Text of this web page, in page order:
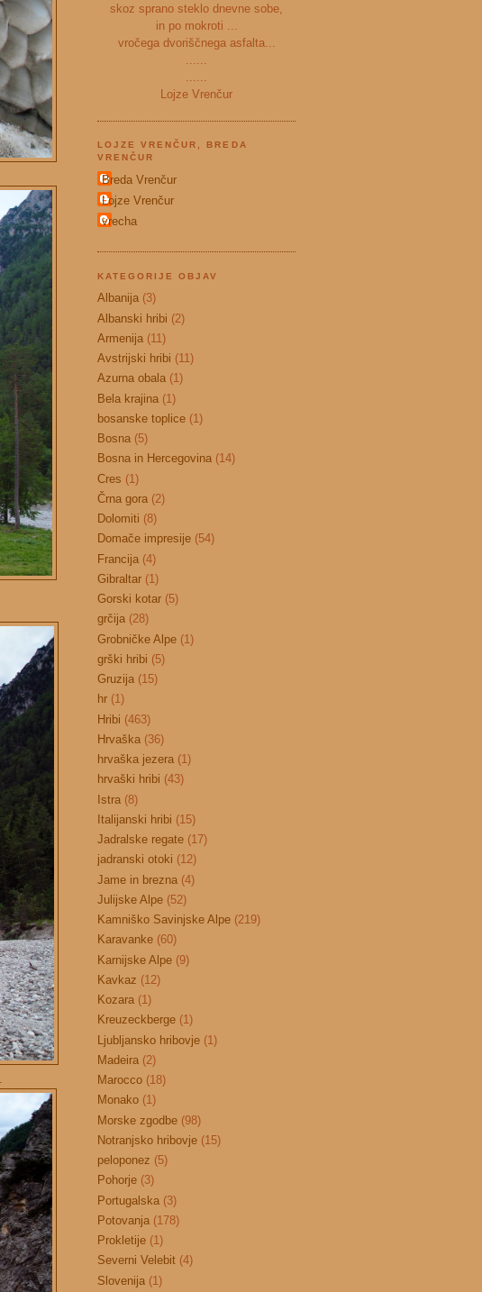
skoz sprano steklo dnevne sobe,
in po mokroti ...
vročega dvoriščnega asfalta...
......
......
Lojze Vrenčur
LOJZE VRENČUR, BREDA
VRENČUR
Breda Vrenčur
Lojze Vrenčur
vrecha
KATEGORIJE OBJAV
Albanija (3)
Albanski hribi (2)
Armenija (11)
Avstrijski hribi (11)
Azurna obala (1)
Bela krajina (1)
bosanske toplice (1)
Bosna (5)
Bosna in Hercegovina (14)
Cres (1)
Črna gora (2)
Dolomiti (8)
Domače impresije (54)
Francija (4)
Gibraltar (1)
Gorski kotar (5)
grčija (28)
Grobničke Alpe (1)
grški hribi (5)
Gruzija (15)
hr (1)
Hribi (463)
Hrvaška (36)
hrvaška jezera (1)
hrvaški hribi (43)
Istra (8)
Italijanski hribi (15)
Jadralske regate (17)
jadranski otoki (12)
Jame in brezna (4)
Julijske Alpe (52)
Kamniško Savinjske Alpe (219)
Karavanke (60)
Karnijske Alpe (9)
Kavkaz (12)
Kozara (1)
Kreuzeckberge (1)
Ljubljansko hribovje (1)
Madeira (2)
Marocco (18)
Monako (1)
Morske zgodbe (98)
Notranjsko hribovje (15)
peloponez (5)
Pohorje (3)
Portugalska (3)
Potovanja (178)
Prokletije (1)
Severni Velebit (4)
Slovenija (1)